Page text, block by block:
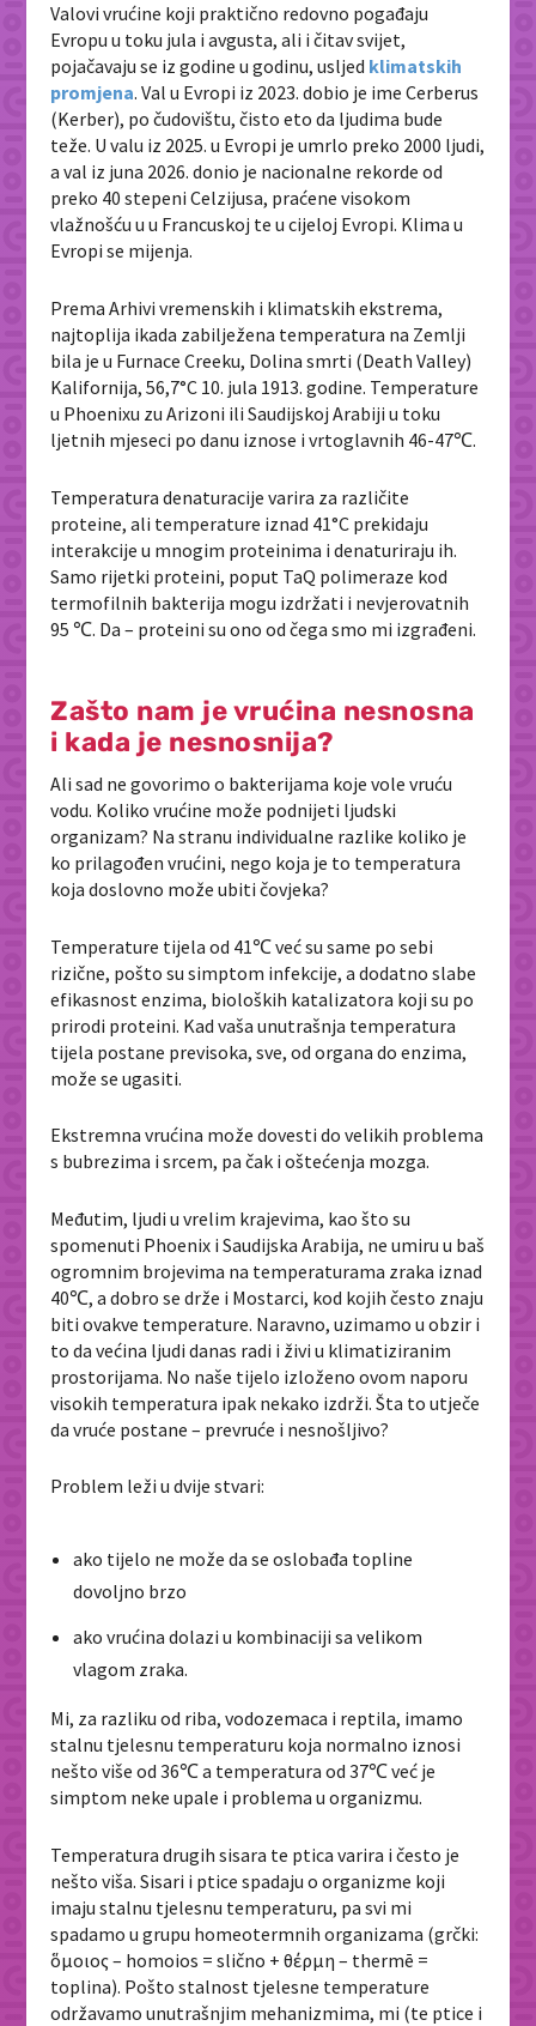
Valovi vrućine koji praktično redovno pogađaju
Evropu u toku jula i avgusta, ali i čitav svijet,
pojačavaju se iz godine u godinu, usljed klimatskih
promjena. Val u Evropi iz 2023. dobio je ime Cerberus
(Kerber), po čudovištu, čisto eto da ljudima bude
teže. U valu iz 2025. u Evropi je umrlo preko 2000 ljudi,
a val iz juna 2026. donio je nacionalne rekorde od
preko 40 stepeni Celzijusa, praćene visokom
vlažnošću u u Francuskoj te u cijeloj Evropi. Klima u
Evropi se mijenja.
Prema Arhivi vremenskih i klimatskih ekstrema,
najtoplija ikada zabilježena temperatura na Zemlji
bila je u Furnace Creeku, Dolina smrti (Death Valley)
Kalifornija, 56,7°C 10. jula 1913. godine. Temperature
u Phoenixu zu Arizoni ili Saudijskoj Arabiji u toku
ljetnih mjeseci po danu iznose i vrtoglavnih 46-47℃.
Temperatura denaturacije varira za različite
proteine, ali temperature iznad 41°C prekidaju
interakcije u mnogim proteinima i denaturiraju ih.
Samo rijetki proteini, poput TaQ polimeraze kod
termofilnih bakterija mogu izdržati i nevjerovatnih
95 ℃. Da – proteini su ono od čega smo mi izgrađeni.
Zašto nam je vrućina nesnosna
i kada je nesnosnija?
Ali sad ne govorimo o bakterijama koje vole vruću
vodu. Koliko vrućine može podnijeti ljudski
organizam? Na stranu individualne razlike koliko je
ko prilagođen vrućini, nego koja je to temperatura
koja doslovno može ubiti čovjeka?
Temperature tijela od 41℃ već su same po sebi
rizične, pošto su simptom infekcije, a dodatno slabe
efikasnost enzima, bioloških katalizatora koji su po
prirodi proteini. Kad vaša unutrašnja temperatura
tijela postane previsoka, sve, od organa do enzima,
može se ugasiti.
Ekstremna vrućina može dovesti do velikih problema
s bubrezima i srcem, pa čak i oštećenja mozga.
Međutim, ljudi u vrelim krajevima, kao što su
spomenuti Phoenix i Saudijska Arabija, ne umiru u baš
ogromnim brojevima na temperaturama zraka iznad
40℃, a dobro se drže i Mostarci, kod kojih često znaju
biti ovakve temperature. Naravno, uzimamo u obzir i
to da većina ljudi danas radi i živi u klimatiziranim
prostorijama. No naše tijelo izloženo ovom naporu
visokih temperatura ipak nekako izdrži. Šta to utječe
da vruće postane – prevruće i nesnošljivo?
Problem leži u dvije stvari:
ako tijelo ne može da se oslobađa topline
dovoljno brzo
ako vrućina dolazi u kombinaciji sa velikom
vlagom zraka.
Mi, za razliku od riba, vodozemaca i reptila, imamo
stalnu tjelesnu temperaturu koja normalno iznosi
nešto više od 36℃ a temperatura od 37℃ već je
simptom neke upale i problema u organizmu.
Temperatura drugih sisara te ptica varira i često je
nešto viša. Sisari i ptice spadaju o organizme koji
imaju stalnu tjelesnu temperaturu, pa svi mi
spadamo u grupu homeotermnih organizama (grčki:
ὅμοιος – homoios = slično + θέρμη – thermē =
toplina). Pošto stalnost tjelesne temperature
održavamo unutrašnjim mehanizmima, mi (te ptice i